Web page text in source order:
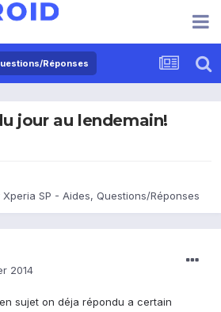
Réponses
jour au lendemain!
Xperia SP - Aides, Questions/Réponses
2014
sujet on déja répondu a certain